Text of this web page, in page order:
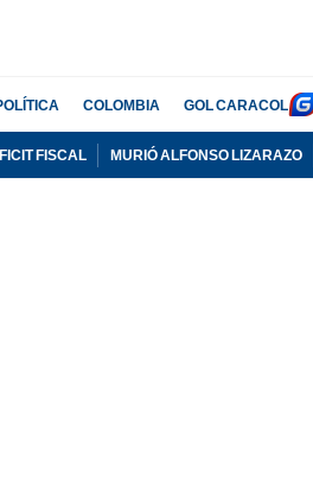
COLOMBIA GOL CARACOL
FISCAL MURIÓ ALFONSO LIZARAZO